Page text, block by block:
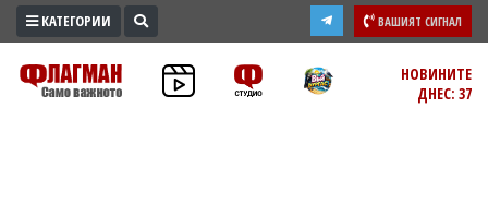
ПРОМО
ЗОНА
КАТЕГОРИИ ВАШИЯТ СИГНАЛ
НОВИНИТЕ
ДНЕС: 37